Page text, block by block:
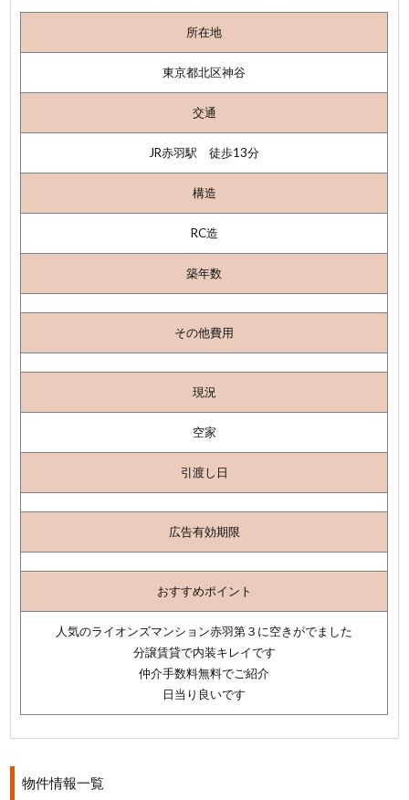
所在地
東京都北区神谷
交通
JR赤羽駅 徒歩13分
構造
RC造
築年数
その他費用
現況
空家
引渡し日
広告有効期限
おすすめポイント
人気のライオンズマンション赤羽第３に空きがでました
分譲賃貸で内装キレイです
仲介手数料無料でご紹介
日当り良いです
物件情報一覧